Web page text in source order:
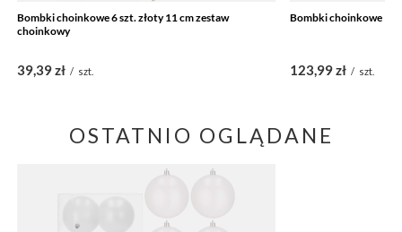
Bombki choinkowe 6 szt. złoty 11 cm zestaw
choinkowy
39,39 zł / szt.
Bombki choinkowe
123,99 zł / szt.
OSTATNIO OGLĄDANE